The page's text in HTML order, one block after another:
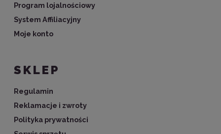
Program lojalnościowy
System Affiliacyjny
Moje konto
SKLEP
Regulamin
Reklamacje i zwroty
Polityka prywatności